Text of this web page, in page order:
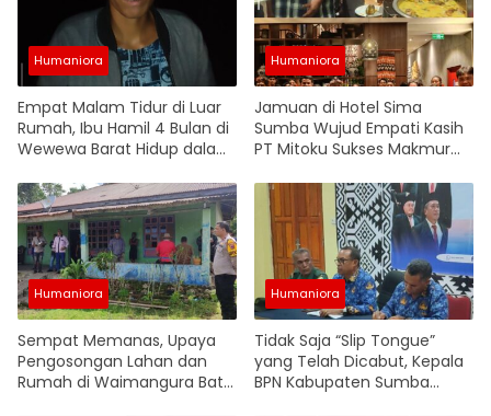
Humaniora
Empat Malam Tidur di Luar
Rumah, Ibu Hamil 4 Bulan di
Wewewa Barat Hidup dalam
Rumah Disegel
Humaniora
Jamuan di Hotel Sima
Sumba Wujud Empati Kasih
PT Mitoku Sukses Makmur
Kemuning Indonesia untuk
Anak Kurang Beruntung di
SBD
Humaniora
Sempat Memanas, Upaya
Pengosongan Lahan dan
Rumah di Waimangura Batal
Humaniora
Tidak Saja “Slip Tongue”
yang Telah Dicabut, Kepala
BPN Kabupaten Sumba